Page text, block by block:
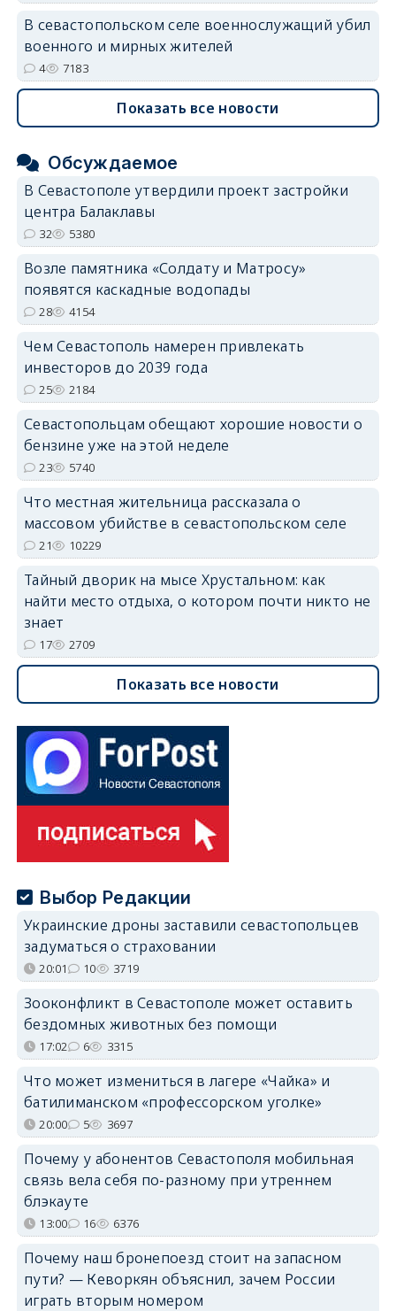
В севастопольском селе военнослужащий убил
военного и мирных жителей
4 7183
Показать все новости
Обсуждаемое
В Севастополе утвердили проект застройки
центра Балаклавы
32 5380
Возле памятника «Солдату и Матросу»
появятся каскадные водопады
28 4154
Чем Севастополь намерен привлекать
инвесторов до 2039 года
25 2184
Севастопольцам обещают хорошие новости о
бензине уже на этой неделе
23 5740
Что местная жительница рассказала о
массовом убийстве в севастопольском селе
21 10229
Тайный дворик на мысе Хрустальном: как
найти место отдыха, о котором почти никто не
знает
17 2709
Показать все новости
Выбор Редакции
Украинские дроны заставили севастопольцев
задуматься о страховании
20:01 10 3719
Зооконфликт в Севастополе может оставить
бездомных животных без помощи
17:02 6 3315
Что может измениться в лагере «Чайка» и
батилиманском «профессорском уголке»
20:00 5 3697
Почему у абонентов Севастополя мобильная
связь вела себя по-разному при утреннем
блэкауте
13:00 16 6376
Почему наш бронепоезд стоит на запасном
пути? — Кеворкян объяснил, зачем России
играть вторым номером